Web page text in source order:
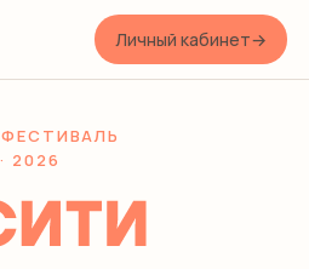
Личный кабинет→
2026